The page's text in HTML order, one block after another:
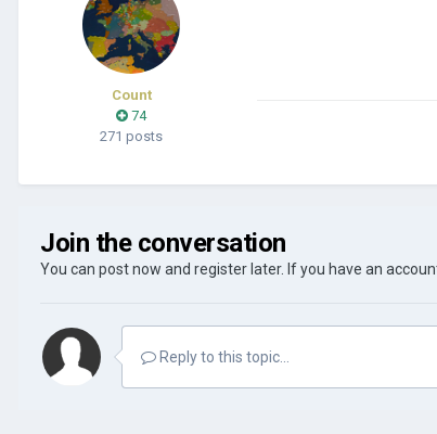
Count
74
271 posts
Join the conversation
You can post now and register later. If you have an
Reply to this topic...